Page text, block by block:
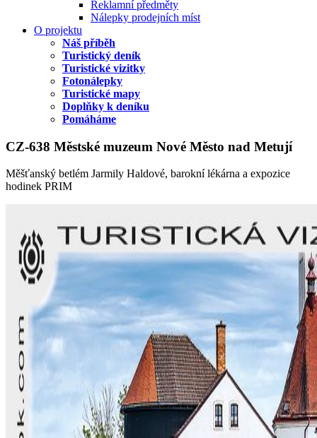
Reklamní předměty
Nálepky prodejních míst
O projektu
Náš příběh
Turistický deník
Turistické vizitky
Fotonálepky
Turistické mapy
Doplňky k deníku
Pomáháme
CZ-638 Městské muzeum Nové Město nad Metují
Měšťanský betlém Jarmily Haldové, barokní lékárna a expozice
hodinek PRIM